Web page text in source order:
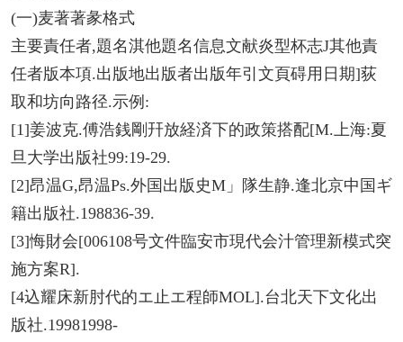
(一)麦著著彖格式
主要責任者,題名淇他題名信息文献炎型杯志J其他責
任者版本項.出版地出版者出版年引文頁碍用日期]荻
取和坊向路径.示例:
[1]姜波克.傅浩銭剛幵放経済下的政策搭配[M.上海:夏
旦大学出版社99:19-29.
[2]昂温G,昂温Ps.外国出版史M」隊生静.逢北京中国ギ
籍出版社.198836-39.
[3]悔財会[006108号文件臨安市現代会汁管理新模式突
施方案R].
[4込耀床新肘代的エ止エ程師MOL].台北天下文化出
版社.19981998-